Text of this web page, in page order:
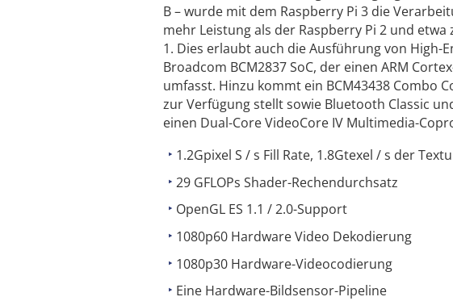
B – wurde mit dem Raspberry Pi 3 die
mehr Leistung als der Raspberry Pi 2 und
1. Dies erlaubt auch die Ausführung von High-
Broadcom BCM2837 SoC, der einen ARM
umfasst. Hinzu kommt ein BCM43438 Combo
zur Verfügung stellt sowie Bluetooth Classic
einen Dual-Core VideoCore IV Multimedia-
1.2Gpixel S / s Fill Rate, 1.8Gtexel / s der
29 GFLOPs Shader-Rechendurchsatz
OpenGL ES 1.1 / 2.0-Support
1080p60 Hardware Video Dekodierung
1080p30 Hardware-Videocodierung
Eine Hardware-Bildsensor-Pipeline